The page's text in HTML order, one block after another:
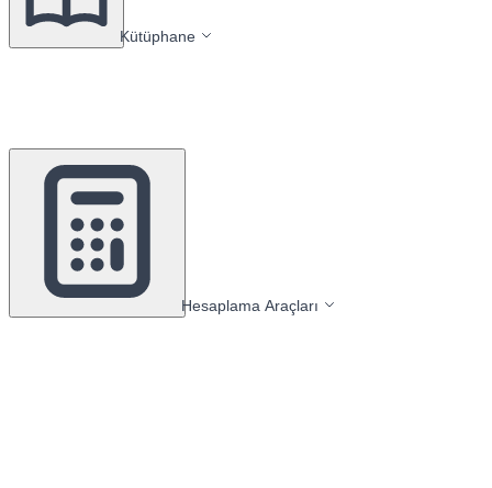
Kütüphane
Hesaplama Araçları